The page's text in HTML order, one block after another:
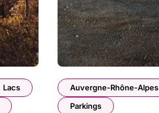
Lacs
Auvergne-Rhône-Alpes
Parkings